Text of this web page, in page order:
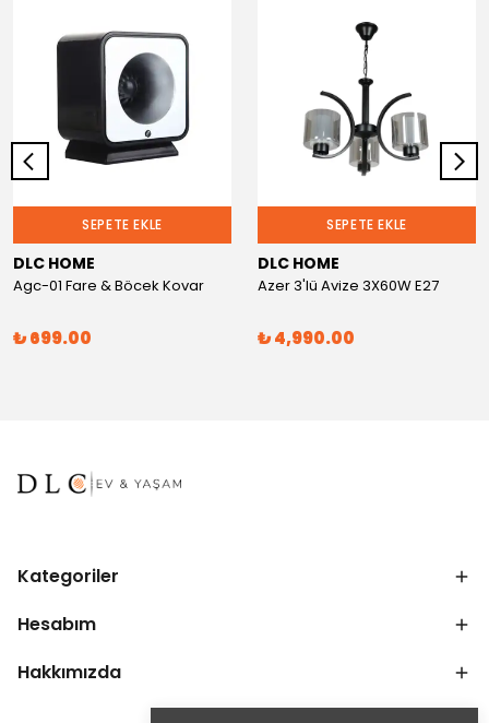
SEPETE EKLE
DLC HOME
Agc-01 Fare & Böcek Kovar
₺ 699.00
SEPETE EKLE
DLC HOME
Azer 3'lü Avize 3X60W E27
₺ 4,990.00
Kategoriler
Hesabım
Hakkımızda